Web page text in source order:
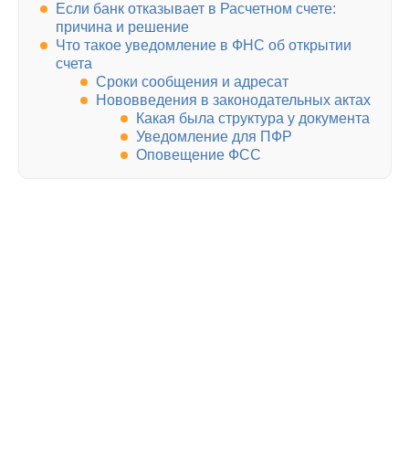
Если банк отказывает в Расчетном счете:
причина и решение
Что такое уведомление в ФНС об открытии
счета
Сроки сообщения и адресат
Нововведения в законодательных актах
Какая была структура у документа
Уведомление для ПФР
Оповещение ФСС